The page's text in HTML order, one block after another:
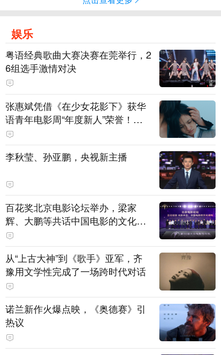
娱乐
粤语经典歌曲大赛决赛在莞举行，2
6组选手激情对决
张惠斌凭借《在少女花影下》获华
语青年电影周“年度新人”荣誉！该
电影全程在广州取景，采用粤语对
白，主演均为广州本土演员
李秋莹、孙亚鹏，央视新主播
百花奖北京电影论坛举办，梁家
辉、大鹏等共话中国电影的文化建
构
从“上古大神”到《歌手》亚军，齐
豫用文学性完成了一场跨时代对话
诺兰新作火爆点映，《奥德赛》引
热议